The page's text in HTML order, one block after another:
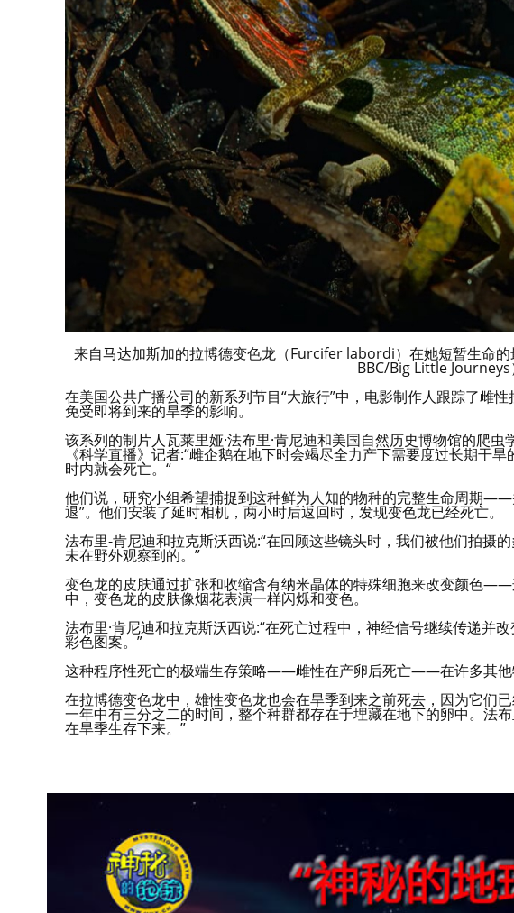
来自马达加斯加的拉博德变色龙（Furcifer labordi）在她短暂生命
BBC/Big Little Journeys
在美国公共广播公司的新系列节目“大旅行”中，电影制作人跟踪了雌
免受即将到来的旱季的影响。
该系列的制片人瓦莱里娅·法布里·肯尼迪和美国自然历史博物馆的爬
《科学直播》记者:“雌企鹅在地下时会竭尽全力产下需要度过长期干
时内就会死亡。“
他们说，研究小组希望捕捉到这种鲜为人知的物种的完整生命周期
退”。他们安装了延时相机，两小时后返回时，发现变色龙已经死亡。
法布里-肯尼迪和拉克斯沃西说:“在回顾这些镜头时，我们被他们拍
未在野外观察到的。”
变色龙的皮肤通过扩张和收缩含有纳米晶体的特殊细胞来改变颜色
中，变色龙的皮肤像烟花表演一样闪烁和变色。
法布里·肯尼迪和拉克斯沃西说:“在死亡过程中，神经信号继续传递并
彩色图案。”
这种程序性死亡的极端生存策略——雌性在产卵后死亡——在许多其他
在拉博德变色龙中，雄性变色龙也会在旱季到来之前死去，因为它们
一年中有三分之二的时间，整个种群都存在于埋藏在地下的卵中。法
在旱季生存下来。”